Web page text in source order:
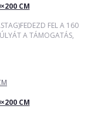
CM
FEL A 160
A TÁMOGATÁS,
CM